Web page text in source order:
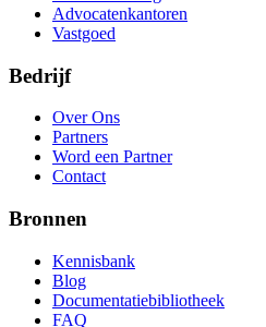
Advocatenkantoren
Vastgoed
Bedrijf
Over Ons
Partners
Word een Partner
Contact
Bronnen
Kennisbank
Blog
Documentatiebibliotheek
FAQ